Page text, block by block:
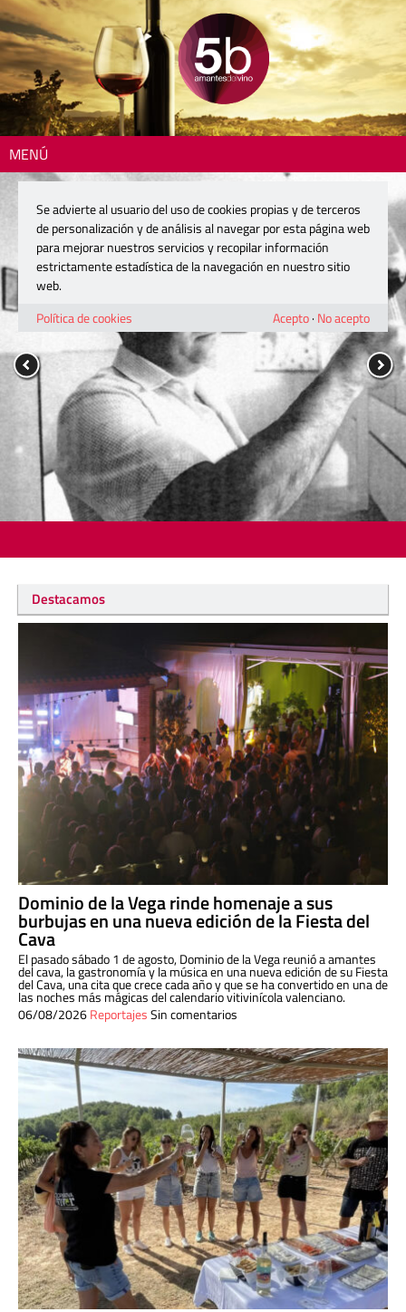
MENÚ
Destacamos
Dominio de la Vega rinde homenaje a sus
burbujas en una nueva edición de la Fiesta del
Cava
El pasado sábado 1 de agosto, Dominio de la Vega reunió a amantes
del cava, la gastronomía y la música en una nueva edición de su Fiesta
del Cava, una cita que crece cada año y que se ha convertido en una de
las noches más mágicas del calendario vitivinícola valenciano.
06/08/2026ReportajesSin comentarios
Se advierte al usuario del uso de cookies propias y de terceros
de personalización y de análisis al navegar por esta página web
para mejorar nuestros servicios y recopilar información
estrictamente estadística de la navegación en nuestro sitio
web.
Política de cookies
Acepto· No acepto